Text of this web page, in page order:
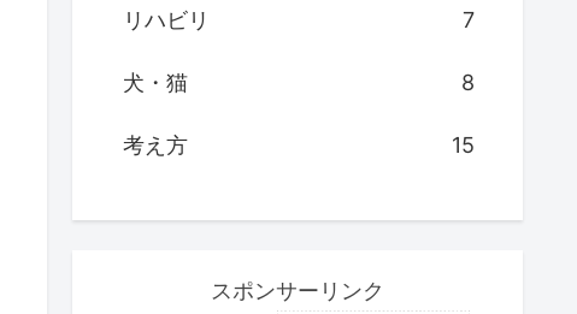
リハビリ 7
犬・猫 8
考え方 15
スポンサーリンク